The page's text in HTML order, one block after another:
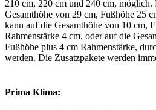
210 cm, 220 cm und 240 cm, möglich.
Gesamthöhe von 29 cm, Fußhöhe 25
kann auf die Gesamthöhe von 10 cm,
Rahmenstärke 4 cm, oder auf die
Fußhöhe plus 4 cm Rahmenstärke,
werden. Die Zusatzpakete werden
Prima Klima: